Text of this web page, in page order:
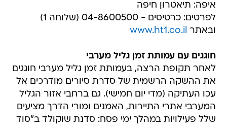
איפה: תיאטרון חיפה
לפרטים: כרטיסים - 04-8600500 (שלוחה 1)
ובאתר www.ht1.co.il
חוגגים עם עמותת זמן גליל מערבי
לאחר תקופת הרצה, בעמותת זמן גליל מערבי חוגגים
את ההשקה הרשמית של סדרת סיורים מודרכים אל
עכו העתיקה (מדי יום חמישי). גם ברחבי אזור הגליל
המערבי אתרי התיירות, האמנים ומורי הדרך מציעים
שלל פעילויות במהלך ימי פסח: סדנת שוקולד ב"סוד